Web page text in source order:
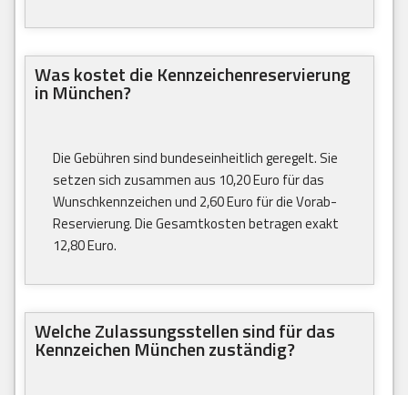
Was kostet die Kennzeichenreservierung
in München?
Die Gebühren sind bundeseinheitlich geregelt. Sie
setzen sich zusammen aus 10,20 Euro für das
Wunschkennzeichen und 2,60 Euro für die Vorab-
Reservierung. Die Gesamtkosten betragen exakt
12,80 Euro.
Welche Zulassungsstellen sind für das
Kennzeichen München zuständig?